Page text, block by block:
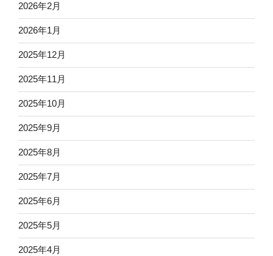
2026年2月
2026年1月
2025年12月
2025年11月
2025年10月
2025年9月
2025年8月
2025年7月
2025年6月
2025年5月
2025年4月